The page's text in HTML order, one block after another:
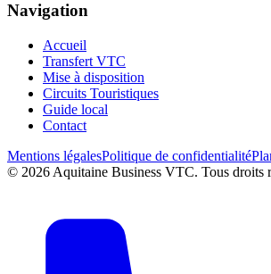
Navigation
Accueil
Transfert VTC
Mise à disposition
Circuits Touristiques
Guide local
Contact
Mentions légalesPolitique de confidentialité
© 2026 Aquitaine Business VTC. Tous droits